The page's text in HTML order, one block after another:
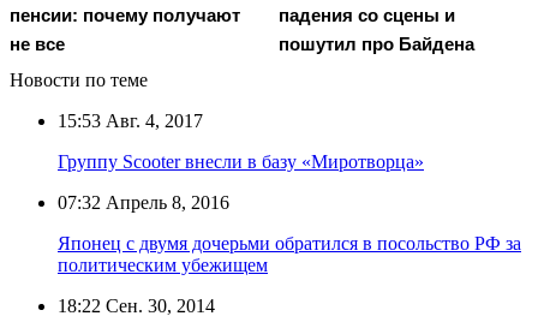
пенсии: почему получают
не все
падения со сцены и
пошутил про Байдена
Новости по теме
15:53 Авг. 4, 2017
Группу Scooter внесли в базу «Миротворца»
07:32 Апрель 8, 2016
Японец с двумя дочерьми обратился в посольство РФ за
политическим убежищем
18:22 Сен. 30, 2014